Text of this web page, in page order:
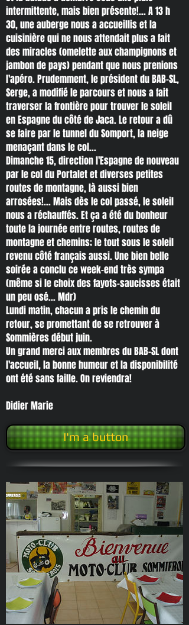
intermittente, mais bien présente!... A 13 h
30, une auberge nous a accueillis et la
cuisinière qui ne nous attendait plus a fait
des miracles (omelette aux champignons et
jambon de pays) pendant que nous prenions
l'apéro. Prudemment, le président du BAB-SL,
Serge, a modifié le parcours et nous a fait
traverser la frontière pour trouver le soleil
en Espagne du côté de Jaca. Le retour a dû
se faire par le tunnel du Somport, la neige
menaçant dans le col...
Dimanche 15, direction l'Espagne de nouveau
par le col du Portalet et diverses petites
routes de montagne, là aussi bien
arrosées!... Mais dès le col passé, le soleil
nous a réchauffés. Et ça a été du bonheur
toute la journée entre routes, routes de
montagne et chemins; le tout sous le soleil
revenu côté français aussi. Une bien belle
soirée a conclu ce week-end très sympa
(même si le choix des fayots-saucisses était
un peu osé... Mdr)
Lundi matin, chacun a pris le chemin du
retour, se promettant de se retrouver à
Sommières début juin.
Un grand merci aux membres du BAB-SL dont
l'accueil, la bonne humeur et la disponibilité
ont été sans faille. On reviendra!
Didier Marie
I'm a button